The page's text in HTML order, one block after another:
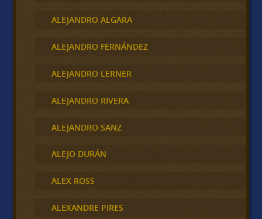
ALEJANDRO ALGARA
ALEJANDRO FERNÁNDEZ
ALEJANDRO LERNER
ALEJANDRO RIVERA
ALEJANDRO SANZ
ALEJO DURÁN
ALEX ROSS
ALEXANDRE PIRES